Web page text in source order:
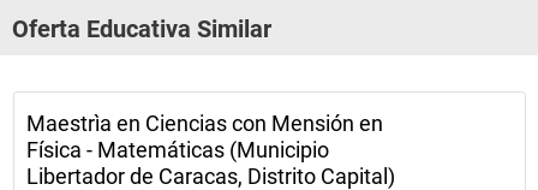
Oferta Educativa Similar
Maestrìa en Ciencias con Mensión en
Física - Matemáticas (Municipio
Libertador de Caracas, Distrito Capital)